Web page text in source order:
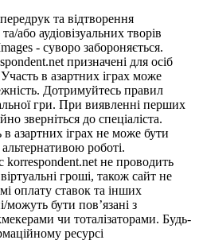
та відтворення
або аудіовізуальних творів
- суворо забороняється.
призначені для осіб
в азартних іграх може
Дотримуйтесь правил
гри. При виявленні перших
зверніться до спеціаліста.
азартних іграх не може бути
роботі.
korrespondent.net не проводить
гроші, також сайт не
оплату ставок та інших
можуть бути пов’язані з
чи тоталізаторами. Будь-
ресурсі